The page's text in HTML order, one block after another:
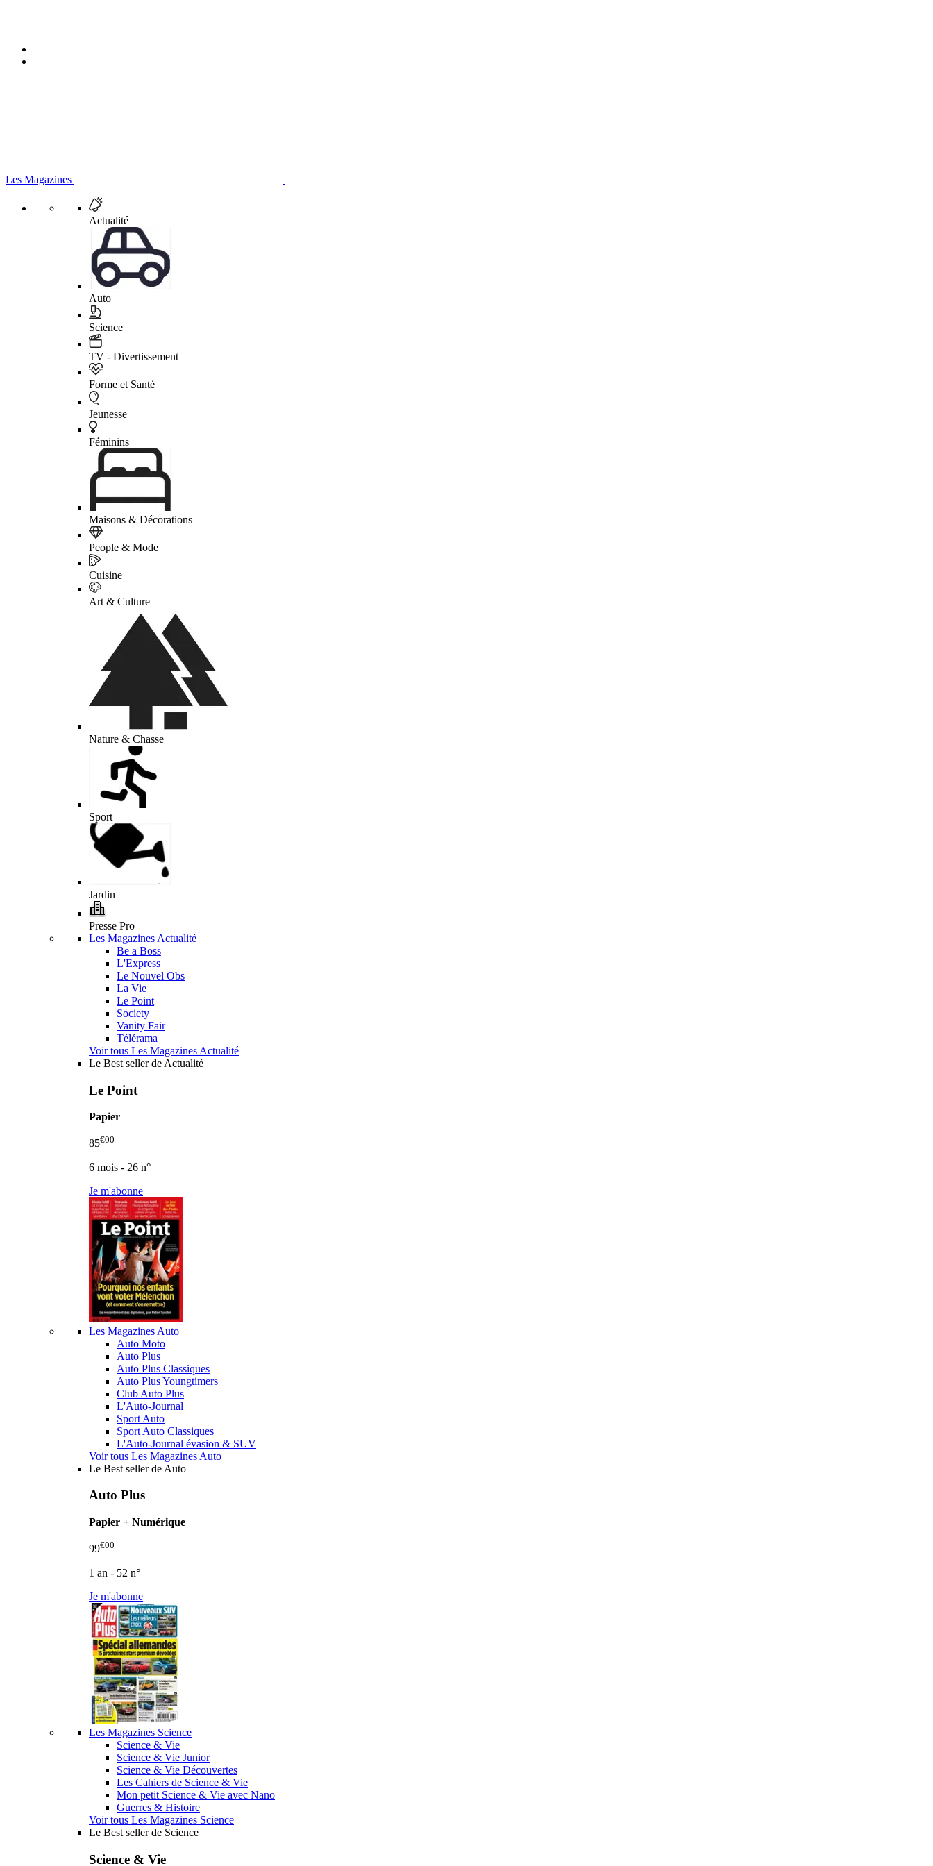
Les Magazines
Actualité
Auto
Science
TV - Divertissement
Forme et Santé
Jeunesse
Féminins
Maisons & Décorations
People & Mode
Cuisine
Art & Culture
Nature & Chasse
Sport
Jardin
Presse Pro
Les Magazines Actualité
Be a Boss
L'Express
Le Nouvel Obs
La Vie
Le Point
Society
Vanity Fair
Télérama
Voir tous Les Magazines Actualité
Le Best seller de Actualité
Le Point
Papier
85€00
6 mois - 26 n°
Je m'abonne
Les Magazines Auto
Auto Moto
Auto Plus
Auto Plus Classiques
Auto Plus Youngtimers
Club Auto Plus
L'Auto-Journal
Sport Auto
Sport Auto Classiques
L'Auto-Journal évasion & SUV
Voir tous Les Magazines Auto
Le Best seller de Auto
Auto Plus
Papier + Numérique
99€00
1 an - 52 n°
Je m'abonne
Les Magazines Science
Science & Vie
Science & Vie Junior
Science & Vie Découvertes
Les Cahiers de Science & Vie
Mon petit Science & Vie avec Nano
Guerres & Histoire
Voir tous Les Magazines Science
Le Best seller de Science
Science & Vie